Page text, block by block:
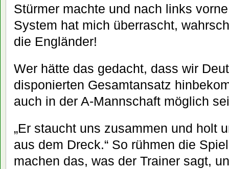
Stürmer machte und nach links
System hat mich überrascht,
die Engländer!
Wer hätte das gedacht, dass wir
disponierten Gesamtansatz
auch in der A-Mannschaft möglich
„Er staucht uns zusammen und holt
aus dem Dreck.“ So rühmen die
machen das, was der Trainer sagt,